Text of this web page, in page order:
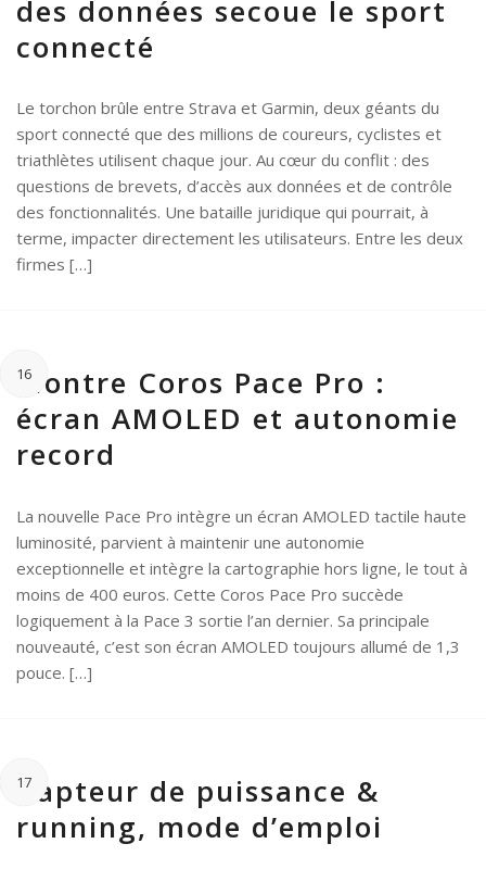
des données secoue le sport
connecté
Le torchon brûle entre Strava et Garmin, deux géants du
sport connecté que des millions de coureurs, cyclistes et
triathlètes utilisent chaque jour. Au cœur du conflit : des
questions de brevets, d’accès aux données et de contrôle
des fonctionnalités. Une bataille juridique qui pourrait, à
terme, impacter directement les utilisateurs. Entre les deux
firmes […]
16
Montre Coros Pace Pro :
écran AMOLED et autonomie
record
La nouvelle Pace Pro intègre un écran AMOLED tactile haute
luminosité, parvient à maintenir une autonomie
exceptionnelle et intègre la cartographie hors ligne, le tout à
moins de 400 euros. Cette Coros Pace Pro succède
logiquement à la Pace 3 sortie l’an dernier. Sa principale
nouveauté, c’est son écran AMOLED toujours allumé de 1,3
pouce. […]
17
Capteur de puissance &
running, mode d’emploi